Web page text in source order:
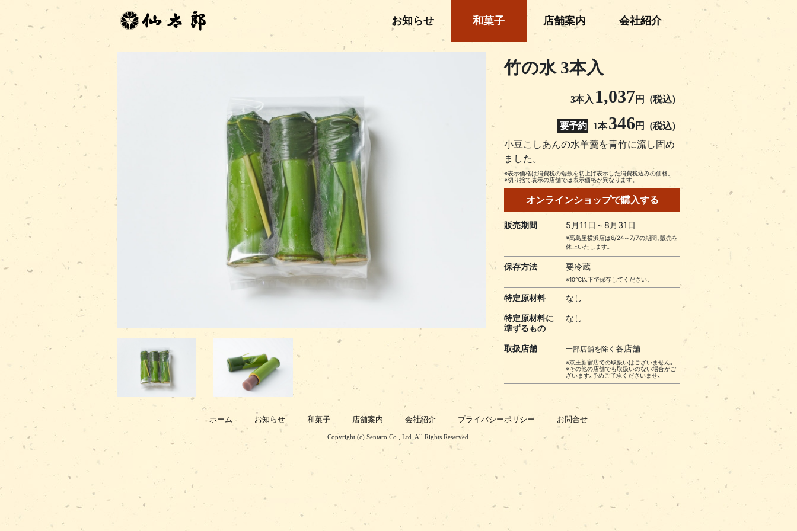
お知らせ(current)和菓子 店舗案内 会社紹介
竹の水 3本入
3本入 1,037円（税込）
要予約 1本346 円（税込）
小豆こしあんの水羊羹を青竹に流し固め
ました。
※表示価格は消費税の端数を切上げ表示した消費税込みの価格。
※切り捨て表示の店舗では表示価格が異なります。
オンラインショップで購入する
販売期間 5月11日～8月31日
※髙島屋横浜店は6/24～7/7の期間､販売を
休止いたします｡
保存方法 要冷蔵
※10℃以下で保存してください。
特定原材料
なし
特定原材料に
準ずるもの
なし
取扱店舗 一部店舗を除く各店舗
※京王新宿店での取扱いはございません｡
※その他の店舗でも取扱いのない場合がご
ざいます｡予めご了承くださいませ｡
ホーム お知らせ 和菓子 店舗案内 会社紹介 プライバシーポリシー お問合せ
Copyright (c) Sentaro Co., Ltd. All Rights Reserved.